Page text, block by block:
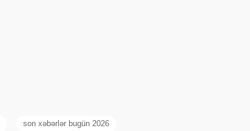
son xəbərlər bugün 2026